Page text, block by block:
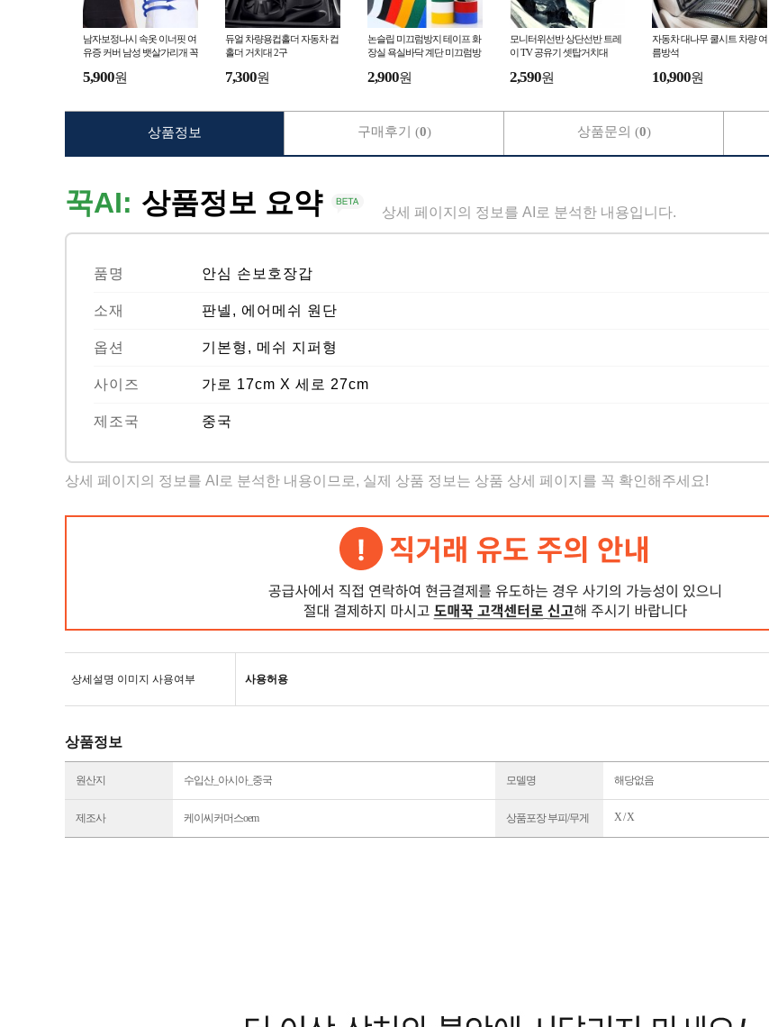
남자보정나시 속옷 이너핏 여
유증 커버 남성 뱃살가리개 꼭
5,900원
듀얼 차량용컵홀더 자동차 컵
홀더 거치대 2구
7,300원
논슬립 미끄럼방지 테이프 화
장실 욕실바닥 계단 미끄럼방
2,900원
모니터위선반 상단선반 트레
이 TV 공유기 셋탑거치대
2,590원
자동차 대나무 쿨시트 차량 여
름방석
10,900원
꾹AI: 상품정보 요약 상세 페이지의 정보를 AI로 분석한 내용입니다.
품명 안심 손보호장갑
소재 판넬, 에어메쉬 원단
옵션 기본형, 메쉬 지퍼형
사이즈 가로 17cm X 세로 27cm
제조국 중국
상세 페이지의 정보를 AI로 분석한 내용이므로, 실제 상품 정보는 상품 상세 페이지를 꼭 확인해주세요!
상세설명 이미지 사용여부 사용허용
상품정보
원산지 수입산_아시아_중국 모델명 해당없음
제조사 케이씨커머스oem 상품포장 부피/무게 X / X
상품정보 구매후기 (0) 상품문의 (0)